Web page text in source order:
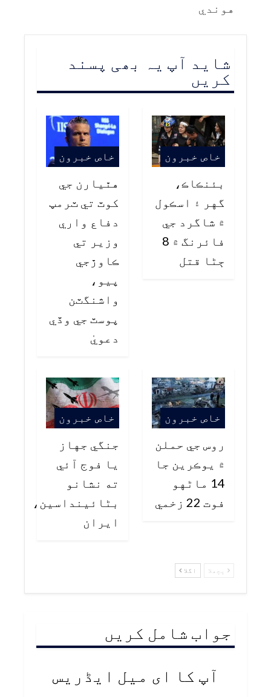
هوندي
شاید آپ یہ بھی پسند
کریں
خاص خبرون
بئنڪاڪ،
گهر ۽ اسڪول
۾ شاگرد جي
فائرنگ ۾ 8
ڄڻا قتل
خاص خبرون
هٿيارن جي
کوٽ تي ٽرمپ
دفاع واري
وزير تي
ڪاوڙجي
پيو،
واشنگٽن
پوسٽ جي وڏي
دعويٰ
خاص خبرون
روس جي حملن
۾ يوڪرين جا
14 ماڻهو
فوت 22 زخمي
خاص خبرون
جنگي جهاز
يا فوج آئي
ته نشانو
بڻائينداسين،
ايران
پچھلا اگلا
جواب شامل کریں
آپ کا ای میل ایڈریس